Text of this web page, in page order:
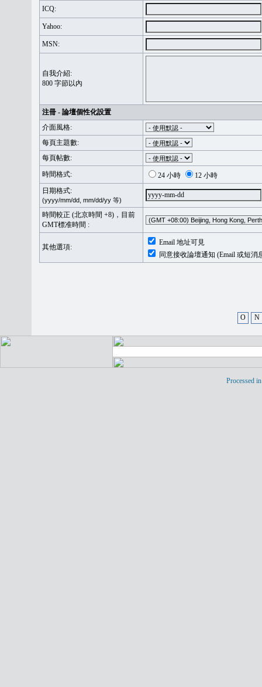
ICQ:
Yahoo:
MSN:
自我介紹:
800 字節以內
注冊 - 論壇個性化設置
介面風格:
每頁主題數:
每頁帖數:
時間格式:
24 小時
12 小時
日期格式:
(yyyy/mm/dd, mm/dd/yy 等)
時間較正 (北京時間 +8)，目前
GMT標准時間 :
其他選項:
Email 地址可見
同意接收論壇通知 (Email 或短消
O N
Processed